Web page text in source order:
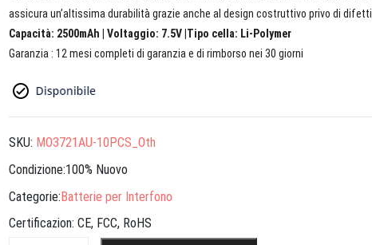
assicura un’altissima durabilità grazie anche al design costruttivo privo di difetti.
Capacità: 2500mAh | Voltaggio: 7.5V |Tipo cella: Li-Polymer
Garanzia : 12 mesi completi di garanzia e di rimborso nei 30 giorni
SKU: MO3721AU-10PCS_Oth
Condizione:100% Nuovo
Categorie:Batterie per Interfono
Certificazion: CE, FCC, RoHS